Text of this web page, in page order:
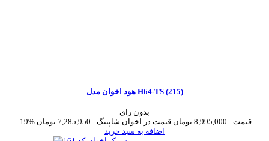
هود اخوان مدل H64-TS (215)
بدون رای
-19%
قیمت : 8,995,000 تومان قیمت در اخوان شاپینگ : 7,285,950 تومان
اضافه به سبد خرید